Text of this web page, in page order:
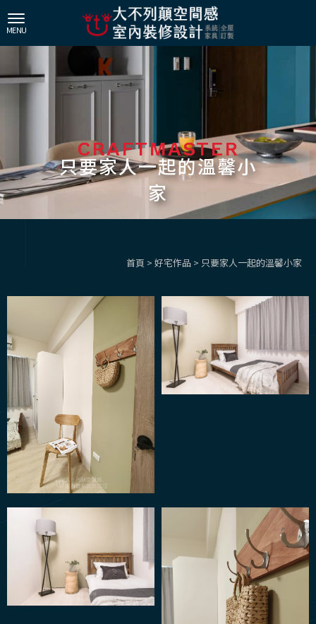
只要家人一起的溫馨小
家
首頁 > 好宅作品 > 只要家人一起的溫馨小家